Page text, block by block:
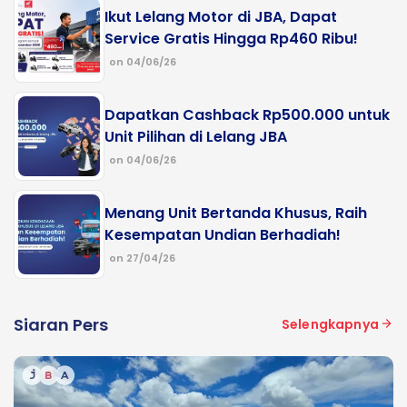
Ikut Lelang Motor di JBA, Dapat
Service Gratis Hingga Rp460 Ribu!
on 04/06/26
Dapatkan Cashback Rp500.000 untuk
Unit Pilihan di Lelang JBA
on 04/06/26
Menang Unit Bertanda Khusus, Raih
Kesempatan Undian Berhadiah!
on 27/04/26
Siaran Pers Selengkapnya